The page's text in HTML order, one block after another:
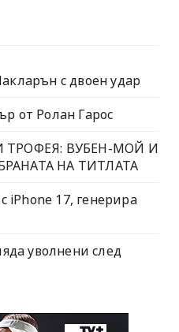
с двоен удар
от Ролан Гарос
ТРОФЕЯ: ВУБЕН-МОЙ И
НА ТИТЛАТА
iPhone 17, генерира
уволнени след